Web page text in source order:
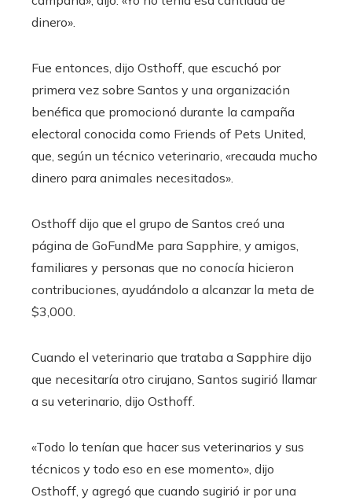
dinero».
Fue entonces, dijo Osthoff, que escuchó por
primera vez sobre Santos y una organización
benéfica que promocionó durante la campaña
electoral conocida como Friends of Pets United,
que, según un técnico veterinario, «recauda mucho
dinero para animales necesitados».
Osthoff dijo que el grupo de Santos creó una
página de GoFundMe para Sapphire, y amigos,
familiares y personas que no conocía hicieron
contribuciones, ayudándolo a alcanzar la meta de
$3,000.
Cuando el veterinario que trataba a Sapphire dijo
que necesitaría otro cirujano, Santos sugirió llamar
a su veterinario, dijo Osthoff.
«Todo lo tenían que hacer sus veterinarios y sus
técnicos y todo eso en ese momento», dijo
Osthoff, y agregó que cuando sugirió ir por una